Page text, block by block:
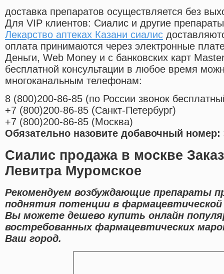
доставка препаратов осуществляется без
Для VIP клиентов: Сиалис и другие
Лекарство аптеках Казани сиалис
оплата принимаются через электронные
Деньги, Web Money и с банковских карт
бесплатной консультации в любое время
многоканальным телефонам:
8 (800)200-86-85 (по России звонок
+7 (800)200-86-85 (Санкт-Петербург)
+7 (800)200-86-85 (Москва)
Обязательно назовите добавочный номер:
Сиалис продажа в москве
Левитра Муромское
Рекомендуем возбуждающие препараты
поднятия потенции в
Вы можете дешево купить онлайн
востребованных фармацевтических
Ваш город.